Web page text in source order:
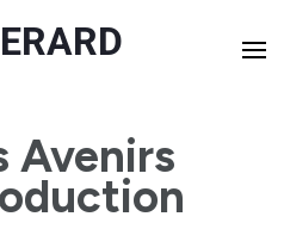
Avenirs